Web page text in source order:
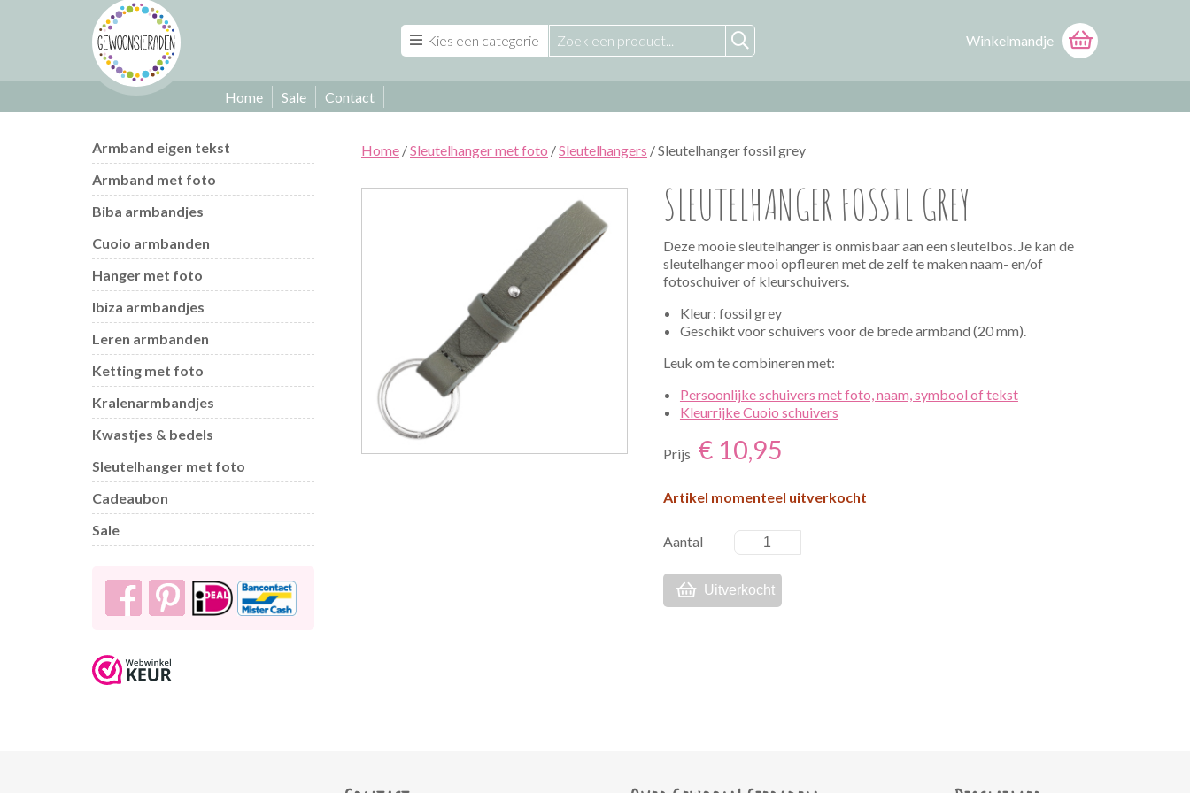
Kies een categorie Winkelmandje
Home Sale Contact
Armband eigen tekst
Armband met foto
Biba armbandjes
Cuoio armbanden
Hanger met foto
Ibiza armbandjes
Leren armbanden
Ketting met foto
Kralenarmbandjes
Kwastjes & bedels
Sleutelhanger met foto
Cadeaubon
Sale
Home /Sleutelhanger met foto /Sleutelhangers / Sleutelhanger fossil grey
SLEUTELHANGER FOSSIL GREY
Deze mooie sleutelhanger is onmisbaar aan een sleutelbos. Je kan de
sleutelhanger mooi opfleuren met de zelf te maken naam- en/of
fotoschuiver of kleurschuivers.
Kleur: fossil grey
Geschikt voor schuivers voor de brede armband (20 mm).
Leuk om te combineren met:
Persoonlijke schuivers met foto, naam, symbool of tekst
Kleurrijke Cuoio schuivers
Prijs € 10,95
Artikel momenteel uitverkocht
Aantal